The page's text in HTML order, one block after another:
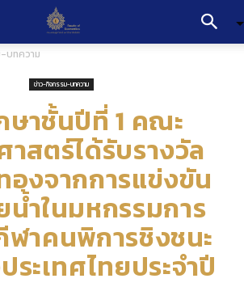
บทความ
ข่าว-กิจกรรม-บทความ
าชั้นปีที่ 1 คณะ
าสตร์ได้รับรางวัล
งจากการแข่งขัน
น้ำในมหกรรมการ
าคนพิการชิงชนะ
ระเทศไทยประจำปี